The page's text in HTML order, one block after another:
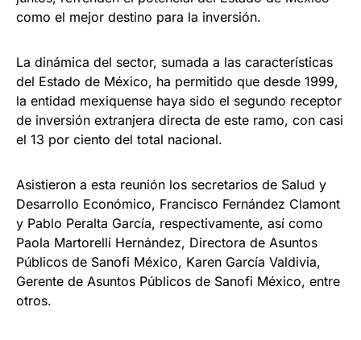
como el mejor destino para la inversión.
La dinámica del sector, sumada a las características
del Estado de México, ha permitido que desde 1999,
la entidad mexiquense haya sido el segundo receptor
de inversión extranjera directa de este ramo, con casi
el 13 por ciento del total nacional.
Asistieron a esta reunión los secretarios de Salud y
Desarrollo Económico, Francisco Fernández Clamont
y Pablo Peralta García, respectivamente, así como
Paola Martorelli Hernández, Directora de Asuntos
Públicos de Sanofi México, Karen García Valdivia,
Gerente de Asuntos Públicos de Sanofi México, entre
otros.